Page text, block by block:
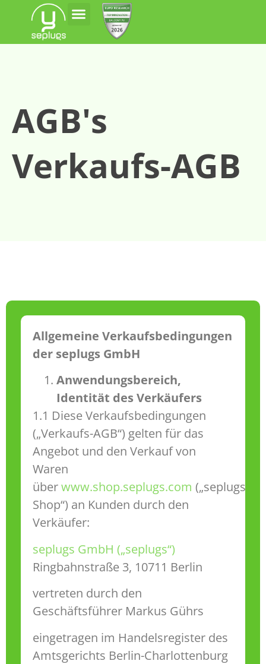
AGB's
Verkaufs-AGB
Allgemeine Verkaufsbedingungen
der seplugs GmbH
Anwendungsbereich,
Identität des Verkäufers
1.1 Diese Verkaufsbedingungen
(„Verkaufs-AGB“) gelten für das
Angebot und den Verkauf von
Waren
überwww.shop.seplugs.com („seplugs
Shop“) an Kunden durch den
Verkäufer:
seplugs GmbH („seplugs“)
Ringbahnstraße 3, 10711 Berlin
vertreten durch den
Geschäftsführer Markus Gührs
eingetragen im Handelsregister des
Amtsgerichts Berlin-Charlottenburg